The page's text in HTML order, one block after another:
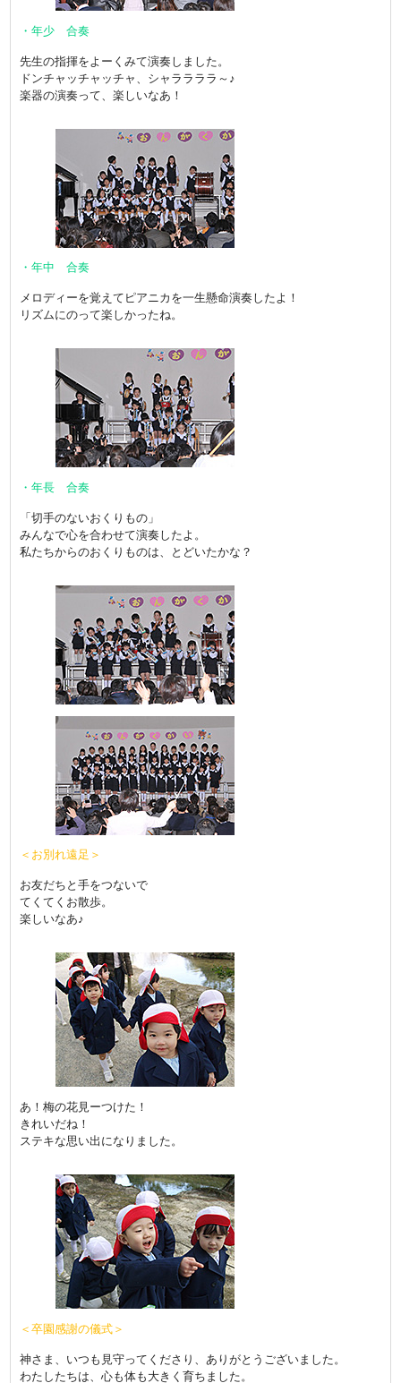
・年少 合奏
先生の指揮をよーくみて演奏しました。
ドンチャッチャッチャ、シャララララ～♪
楽器の演奏って、楽しいなあ！
・年中 合奏
メロディーを覚えてピアニカを一生懸命演奏したよ！
リズムにのって楽しかったね。
・年長 合奏
「切手のないおくりもの」
みんなで心を合わせて演奏したよ。
私たちからのおくりものは、とどいたかな？
＜お別れ遠足＞
お友だちと手をつないで
てくてくお散歩。
楽しいなあ♪
あ！梅の花見ーつけた！
きれいだね！
ステキな思い出になりました。
＜卒園感謝の儀式＞
神さま、いつも見守ってくださり、ありがとうございました。
わたしたちは、心も体も大きく育ちました。